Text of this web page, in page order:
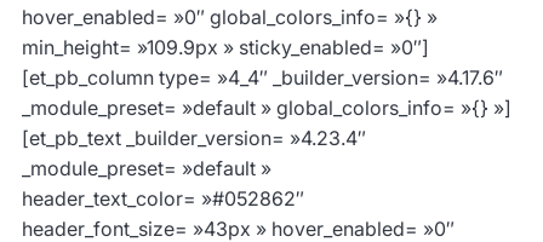
hover_enabled= »0″ global_colors_info= »{} »
min_height= »109.9px » sticky_enabled= »0″]
[et_pb_column type= »4_4″ _builder_version= »4.17.6″
_module_preset= »default » global_colors_info= »{} »]
[et_pb_text _builder_version= »4.23.4″
_module_preset= »default »
header_text_color= »#052862″
header_font_size= »43px » hover_enabled= »0″